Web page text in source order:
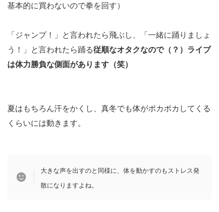
基本的に買わないので拳を回す）
「ジャンプ！」と言われたら飛ぶし、「一緒に踊りましょ
う！」と言われたら踊る従順なオタクなので（？）ライブ
は体力勝負な側面があります（笑）
夏はもちろん汗をかくし、真冬でも体がポカポカしてくる
くらいには動きます。
大きな声を出すのと同様に、体を動かすのもストレス発
散になりますよね。